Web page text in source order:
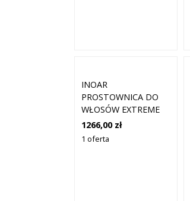
INOAR
PROSTOWNICA DO
WŁOSÓW EXTREME
PREMIUM IRON
1266,00 zł
1 oferta